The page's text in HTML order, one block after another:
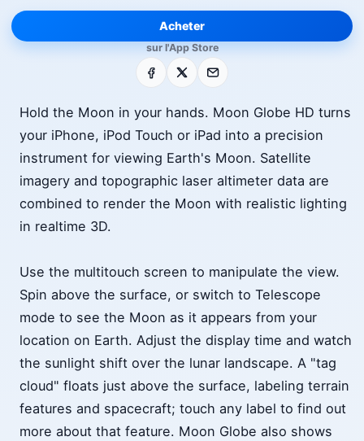
Acheter
sur l'App Store
Facebook E-mail
Hold the Moon in your hands. Moon Globe HD turns
your iPhone, iPod Touch or iPad into a precision
instrument for viewing Earth's Moon. Satellite
imagery and topographic laser altimeter data are
combined to render the Moon with realistic lighting
in realtime 3D.
Use the multitouch screen to manipulate the view.
Spin above the surface, or switch to Telescope
mode to see the Moon as it appears from your
location on Earth. Adjust the display time and watch
the sunlight shift over the lunar landscape. A "tag
cloud" floats just above the surface, labeling terrain
features and spacecraft; touch any label to find out
more about that feature. Moon Globe also shows